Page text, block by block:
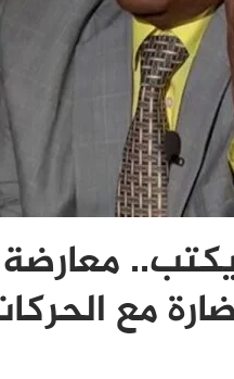
معارضة
مع